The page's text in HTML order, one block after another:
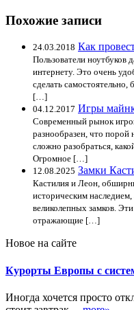
Похожие записи
24.03.2018 Как
Пользователи ноутбуков
интернету. Это очень
сделать самостоятельно,
[…]
04.12.2017 Игры
Современный рынок
разнообразен, что порой
сложно разобраться,
Огромное […]
12.08.2025 Замки
Кастилия и Леон,
историческим
великолепных замков.
отражающие […]
Новое на сайте
Курорты Европы с
Иногда хочется просто